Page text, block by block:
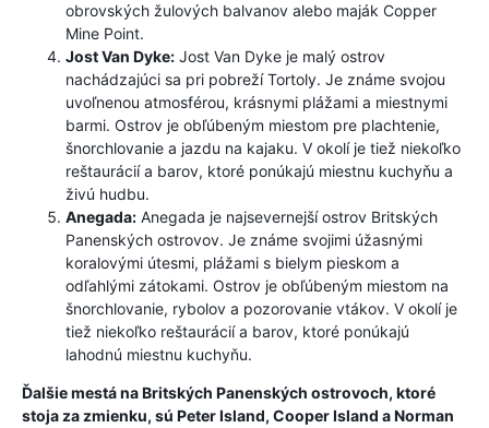
obrovských žulových balvanov alebo maják Copper
Mine Point.
Jost Van Dyke: Jost Van Dyke je malý ostrov
nachádzajúci sa pri pobreží Tortoly. Je známe svojou
uvoľnenou atmosférou, krásnymi plážami a miestnymi
barmi. Ostrov je obľúbeným miestom pre plachtenie,
šnorchlovanie a jazdu na kajaku. V okolí je tiež niekoľko
reštaurácií a barov, ktoré ponúkajú miestnu kuchyňu a
živú hudbu.
Anegada: Anegada je najsevernejší ostrov Britských
Panenských ostrovov. Je známe svojimi úžasnými
koralovými útesmi, plážami s bielym pieskom a
odľahlými zátokami. Ostrov je obľúbeným miestom na
šnorchlovanie, rybolov a pozorovanie vtákov. V okolí je
tiež niekoľko reštaurácií a barov, ktoré ponúkajú
lahodnú miestnu kuchyňu.
Ďalšie mestá na Britských Panenských ostrovoch, ktoré
stoja za zmienku, sú Peter Island, Cooper Island a Norman